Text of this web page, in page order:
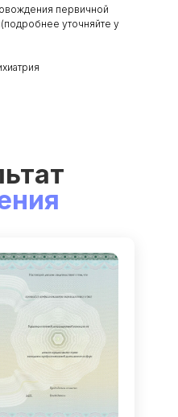
первичной
уточняйте у